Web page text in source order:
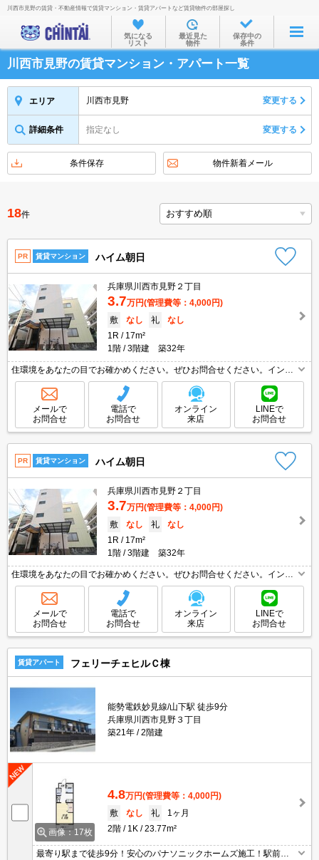
お部屋を探す
沿線・駅から
住所から
物件特集から
不動産会社から
TOP
川西市見野の賃貸・不動産情報で賃貸マンション・賃貸アパートなど賃貸物件の部屋探し
気になる
リスト
最近見た
物件
保存中の
条件
川西市見野の賃貸マンション・アパート一覧
エリア 川西市見野 変更する
詳細条件 指定なし 変更する
条件保存 物件新着メール
18件
PR 賃貸マンション ハイム朝日
兵庫県川西市見野２丁目
3.7万円(管理費等：4,000円)
敷
なし 礼
なし
1R
17m²
1階
3階建 築32年
住環境をあなたの目でお確かめください。ぜひお問合せください。インタ
ーネット無料。
メールで
お問合せ
電話で
お問合せ
オンライン
来店
LINEで
お問合せ
PR 賃貸マンション ハイム朝日
兵庫県川西市見野２丁目
3.7万円(管理費等：4,000円)
敷
なし 礼
なし
1R
17m²
1階
3階建 築32年
住環境をあなたの目でお確かめください。ぜひお問合せください。インタ
ーネット無料。
メールで
お問合せ
電話で
お問合せ
オンライン
来店
LINEで
お問合せ
賃貸アパート フェリーチェヒルＣ棟
能勢電鉄妙見線/山下駅 徒歩9分
兵庫県川西市見野３丁目
築21年
2階建
画像：17枚
4.8万円(管理費等：4,000円)
敷
なし 礼
1ヶ月
2階
1K 23.77m²
最寄り駅まで徒歩9分！安心のパナソニックホームズ施工！駅前に